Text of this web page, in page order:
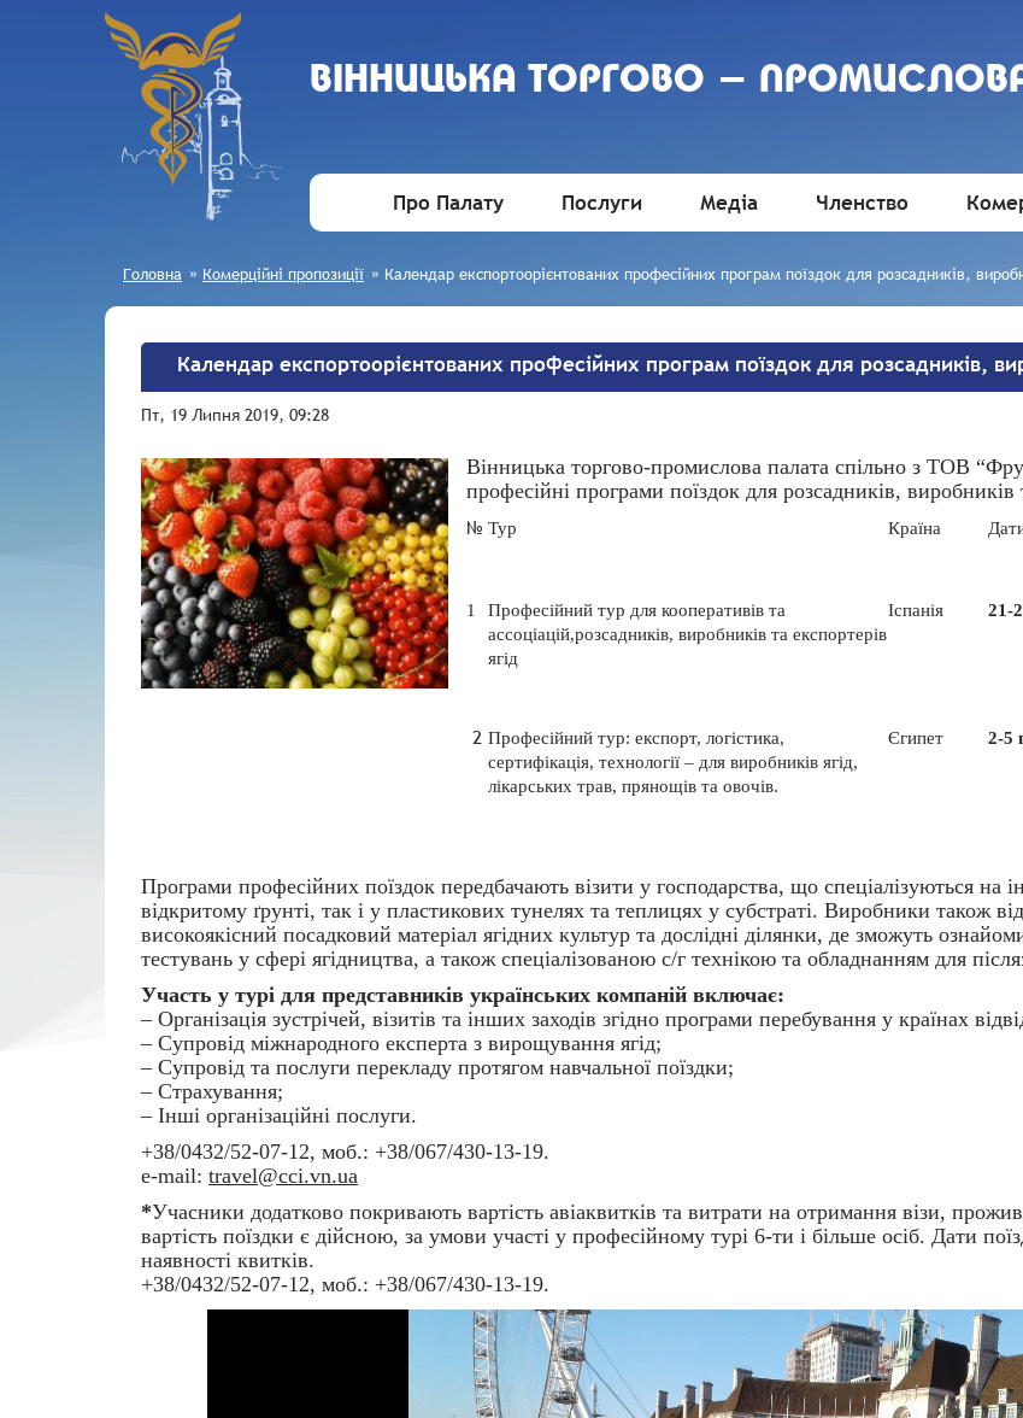
ВIННИЦЬКА ТОРГОВО -
Про Палату Послуги Медіа Членство
Головна » Комерційні пропозиції » Календар експортоорієнтованих професійних програм поїздок для розсадників,
Календар експортоорієнтованих професійних програм поїздок для розсадників,
Пт, 19 Липня 2019, 09:28
Вінницька торгово-промислова палата спільно з ТОВ
професійні програми поїздок для розсадників, виробників
№ Тур Країна
1 Професійний тур для кооперативів та
ассоціацій,розсадників, виробників та експортерів
ягід
Іспанія 21-
2 Професійний тур: експорт, логістика,
сертифікація, технології – для виробників ягід,
лікарських трав, прянощів та овочів.
Єгипет 2-5
Програми професійних поїздок передбачають візити у господарства, що спеціалізуються на
відкритому ґрунті, так і у пластикових тунелях та теплицях у субстраті. Виробники також
високоякісний посадковий матеріал ягідних культур та дослідні ділянки, де зможуть
тестувань у сфері ягідництва, а також спеціалізованою с/г технікою та обладнанням для
Участь у турі для представників українських компаній включає:
– Організація зустрічей, візитів та інших заходів згідно програми перебування у країнах
– Супровід міжнародного експерта з вирощування ягід;
– Супровід та послуги перекладу протягом навчальної поїздки;
– Страхування;
– Інші організаційні послуги.
+38/0432/52-07-12, моб.: +38/067/430-13-19.
e-mail: travel@cci.vn.ua
*Учасники додатково покривають вартість авіаквитків та витрати на отримання візи,
вартість поїздки є дійсною, за умови участі у професійному турі 6-ти і більше осіб. Дати
наявності квитків.
+38/0432/52-07-12, моб.: +38/067/430-13-19.